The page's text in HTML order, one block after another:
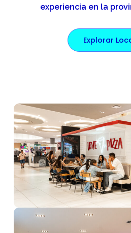
experiencia en la
Explorar